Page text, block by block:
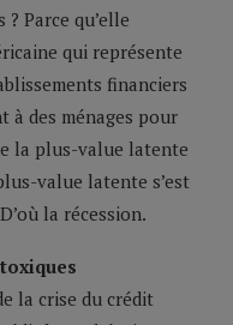
Parce qu’elle
qui représente
financiers
à des ménages pour
la plus-value latente
value latente s’est
la récession.
la crise du crédit